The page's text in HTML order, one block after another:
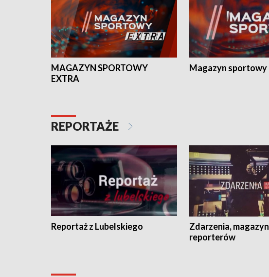
MAGAZYN SPORTOWY
EXTRA
Magazyn sportowy
REPORTAŻE
Reportaż z Lubelskiego
Zdarzenia, magazyn
reporterów